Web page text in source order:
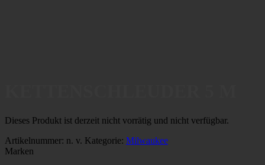
Dieses Produkt ist derzeit nicht vorrätig und nicht verfügbar.
Artikelnummer: n. v. Kategorie: Milwaukee
Marken